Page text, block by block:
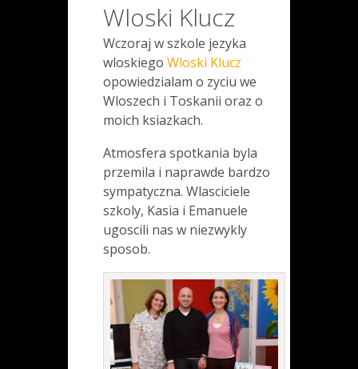
Wloski Klucz
Wczoraj w szkole jezyka
wloskiego Wloski Klucz
opowiedzialam o zyciu we
Wloszech i Toskanii oraz o
moich ksiazkach.
Atmosfera spotkania byla
przemila i naprawde bardzo
sympatyczna. Wlasciciele
szkoly, Kasia i Emanuele
ugoscili nas w niezwykly
sposob.